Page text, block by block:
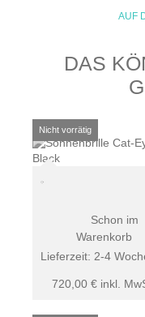
AUF
DAS
720,00 € inkl.
Lieferzeit: 2-4
Schon im
Warenkorb